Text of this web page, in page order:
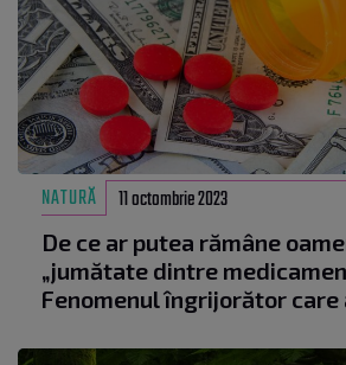
NATURĂ 11 octombrie 2023
De ce ar putea rămâne
„jumătate dintre
Fenomenul îngrijorător care